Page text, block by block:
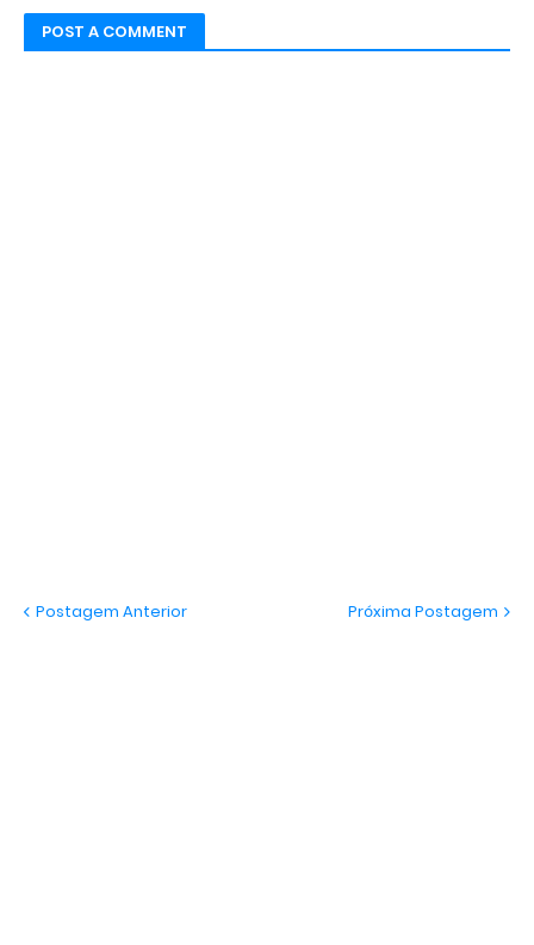
POST A COMMENT
Postagem Anterior Próxima Postagem